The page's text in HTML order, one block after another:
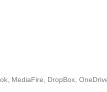
MediaFire, DropBox,